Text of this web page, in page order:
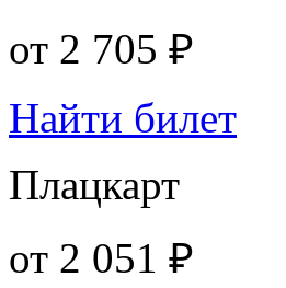
от 2 705 ₽
Найти билет
Плацкарт
от 2 051 ₽